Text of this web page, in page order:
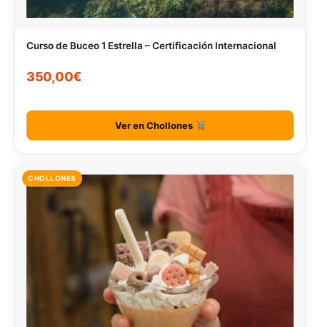
Curso de Buceo 1 Estrella – Certificación Internacional
350,00€
Ver en Chollones
CHOLLONES